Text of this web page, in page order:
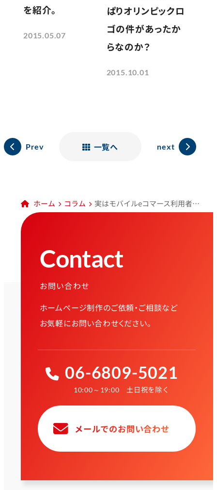
を紹介。
2015.05.07
ぱりオリンピックロ
ゴの件があったか
らなのか？
2015.10.01
Prev 一覧へ next
ホーム コラム 実はモバイルeコマース利用者数が世界一の日本（各国のモバイルeコマースを比べる）
Contact
お問い合わせ
ホームページ制作のご依頼・ご相談など
お気軽にお問い合わせください。
06-6809-5021
10:00～19:00 土日祝を除く
メールでのお問い合わせ